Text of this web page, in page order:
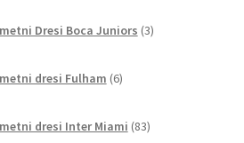
Dresi Boca Juniors 3izdelki
dresi Fulham 6izdelkov
dresi Inter Miami 83izdelkov